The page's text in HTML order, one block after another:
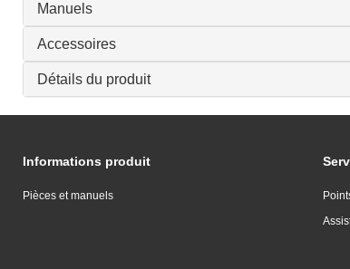
Manuels
Accessoires
Détails du produit
Informations produit
Pièces et manuels